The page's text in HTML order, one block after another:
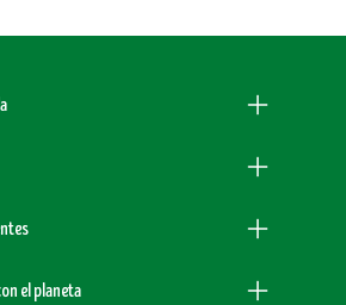
el planeta